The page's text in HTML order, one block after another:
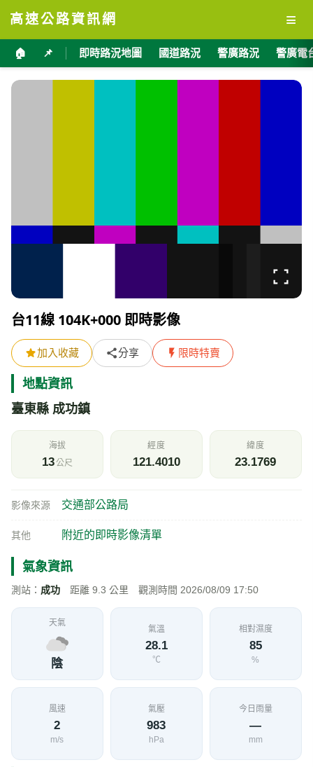
高速公路資訊網 ≡
🏠 📌 即時路況地圖 國道路況 警廣路況 警廣電
台11線 104K+000 即時影像
加入收藏 分享 限時特賣
地點資訊
臺東縣 成功鎮
海拔
13公尺
經度
121.4010
緯度
23.1769
影像來源 交通部公路局
其他 附近的即時影像清單
氣象資訊
測站： 成功 距離 9.3 公里 觀測時間 2026/08/09 17:50
天氣
陰
氣溫
28.1
℃
相對濕度
85
%
風速
2
m/s
氣壓
983
hPa
今日雨量
—
mm